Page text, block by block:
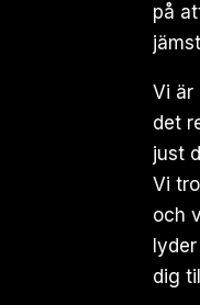
på
Vi är
det
just
Vi
och
dig